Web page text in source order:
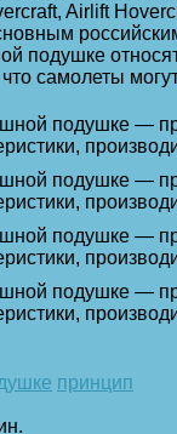
Airlift
подушке
самолеты
принцип